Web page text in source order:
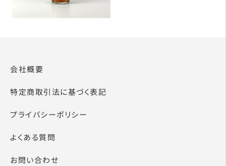
会社概要
特定商取引法に基づく表記
プライバシーポリシー
よくある質問
お問い合わせ